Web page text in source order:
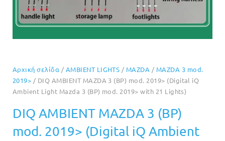
Αρχική σελίδα / AMBIENT LIGHTS / MAZDA / MAZDA 3 mod.
2019> / DIQ AMBIENT MAZDA 3 (BP) mod. 2019> (Digital iQ
Ambient Light Mazda 3 (BP) mod. 2019> with 21 Lights)
DIQ AMBIENT MAZDA 3 (BP)
mod. 2019> (Digital iQ Ambient